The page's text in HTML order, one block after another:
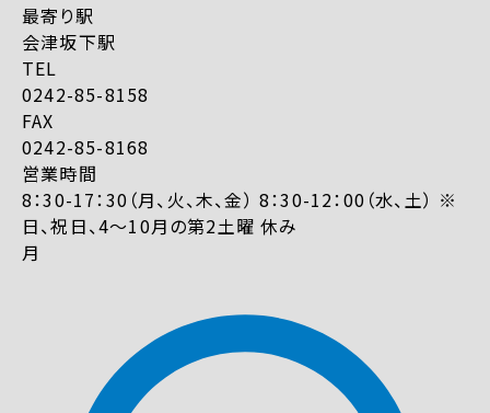
最寄り駅
会津坂下駅
TEL
0242-85-8158
FAX
0242-85-8168
営業時間
8：30-17：30（月、火、木、金） 8：30-12：00（水、土） ※
日、祝日、4～10月の第2土曜 休み
月